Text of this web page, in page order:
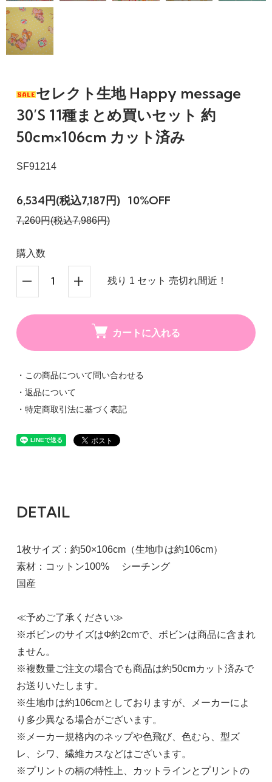
セレクト生地 Happy message
30’S 11種まとめ買いセット 約
50cm×106cm カット済み
SF91214
6,534円(税込7,187円) 10%OFF
7,260円(税込7,986円)
購入数
残り 1 セット 売切れ間近！
カートに入れる
・この商品について問い合わせる
・返品について
・特定商取引法に基づく表記
DETAIL
1枚サイズ：約50×106cm（生地巾は約106cm）
素材：コットン100% シーチング
国産
≪予めご了承ください≫
※ボビンのサイズはФ約2cmで、ボビンは商品に含まれ
ません。
※複数量ご注文の場合でも商品は約50cmカット済みで
お送りいたします。
※生地巾は約106cmとしておりますが、メーカーによ
り多少異なる場合がございます。
※メーカー規格内のネップや色飛び、色むら、型ズ
レ、シワ、繊維カスなどはございます。
※プリントの柄の特性上、カットラインとプリントの